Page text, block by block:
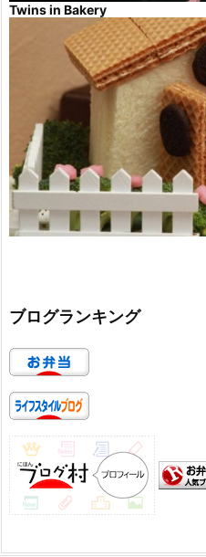
Twins in Bakery
ブログランキング